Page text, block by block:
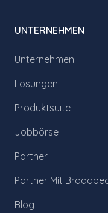
UNTERNEHMEN
Unternehmen
Lösungen
Produktsuite
Jobbörse
Partner
Partner Mit
Blog